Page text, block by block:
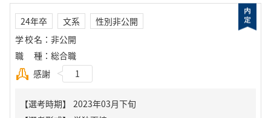
24年卒 文系
性別非公開
学校名 ： 非公開
職種 ： 総合職
感謝
1